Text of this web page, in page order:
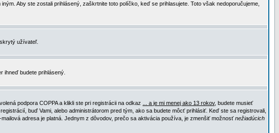
Aby ste zostali prihlásený, zaškrtnite toto políčko, keď se prihlasujete. Toto však nedoporučujeme,
užívateľ.
ihneď budete prihlásený.
podpora COPPA a klikli ste pri registrácii na odkaz
... a je mi menej ako 13 rokov, budete musieť
buď Vami, alebo administrátorom pred tým, ako sa budete môcť prihlásiť. Keď ste sa registrovali,
adresa je platná. Jednym z dôvodov, prečo sa aktivácia používa, je zmenšiť možnosťnežiadúcich